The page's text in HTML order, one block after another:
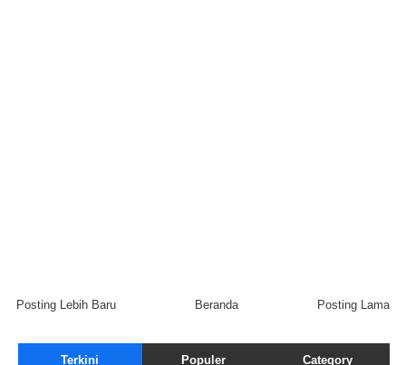
Posting Lebih Baru Posting Lama
Beranda
Terkini Populer Category